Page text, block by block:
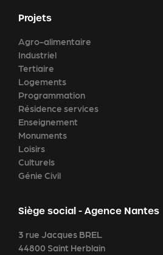
Projets
Agro-alimentaire
Industriel
Tertiaire
Logements
Programmation
Résidence services
Enseignement
Monuments
Loisirs
Culturels
Génie Civil
Siège social - Agence Nantes
3 rue Jacques BREL
44800 Saint Herblain